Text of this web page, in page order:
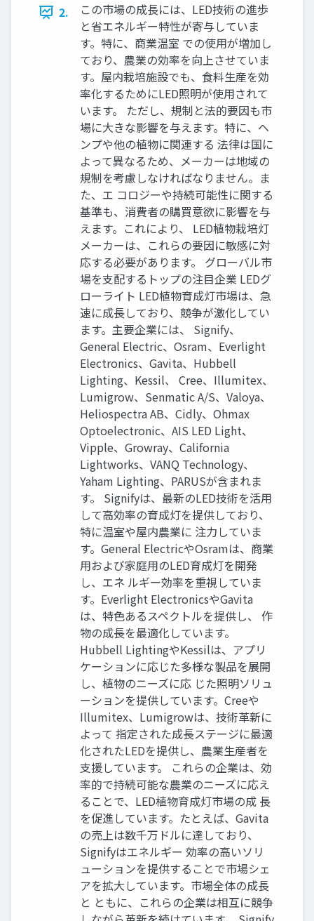
2.
この市場の成長には、LED技術の進歩
と省エネルギー特性が寄与していま
す。特に、商業温室 での使用が増加し
ており、農業の効率を向上させていま
す。屋内栽培施設でも、食料生産を効
率化するためにLED照明が使用されて
います。 ただし、規制と法的要因も市
場に大きな影響を与えます。特に、ヘ
ンプや他の植物に関連する 法律は国に
よって異なるため、メーカーは地域の
規制を考慮しなければなりません。ま
た、エ コロジーや持続可能性に関する
基準も、消費者の購買意欲に影響を与
えます。これにより、 LED植物栽培灯
メーカーは、これらの要因に敏感に対
応する必要があります。 グローバル市
場を支配するトップの注目企業 LEDグ
ローライト LED植物育成灯市場は、急
速に成長しており、競争が激化してい
ます。主要企業には、 Signify、
General Electric、Osram、Everlight
Electronics、Gavita、Hubbell
Lighting、Kessil、 Cree、Illumitex、
Lumigrow、Senmatic A/S、Valoya、
Heliospectra AB、Cidly、Ohmax
Optoelectronic、AIS LED Light、
Vipple、Growray、California
Lightworks、VANQ Technology、
Yaham Lighting、PARUSが含まれま
す。 Signifyは、最新のLED技術を活用
して高効率の育成灯を提供しており、
特に温室や屋内農業に 注力していま
す。General ElectricやOsramは、商業
用および家庭用のLED育成灯を開発
し、エネ ルギー効率を重視していま
す。Everlight ElectronicsやGavita
は、特色あるスペクトルを提供し、 作
物の成長を最適化しています。
Hubbell LightingやKessilは、アプリ
ケーションに応じた多様な製品を展開
し、植物のニーズに応 じた照明ソリュ
ーションを提供しています。Creeや
Illumitex、Lumigrowは、技術革新に
よって 指定された成長ステージに最適
化されたLEDを提供し、農業生産者を
支援しています。 これらの企業は、効
率的で持続可能な農業のニーズに応え
ることで、LED植物育成灯市場の成 長
を促進しています。たとえば、Gavita
の売上は数千万ドルに達しており、
Signifyはエネルギー 効率の高いソリ
ューションを提供することで市場シェ
アを拡大しています。市場全体の成長
と ともに、これらの企業は相互に競争